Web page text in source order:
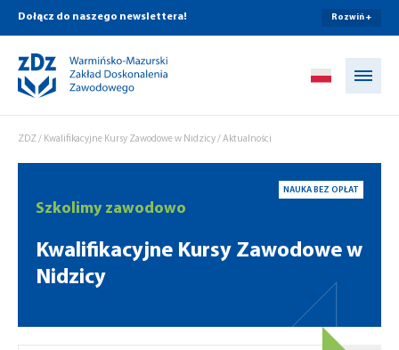
Dołącz do naszego newslettera! Rozwiń +
ZDZ/ Kwalifikacyjne Kursy Zawodowe w Nidzicy/ Aktualności
NAUKA BEZ OPŁAT
Szkolimy zawodowo
Kwalifikacyjne Kursy Zawodowe w
Nidzicy